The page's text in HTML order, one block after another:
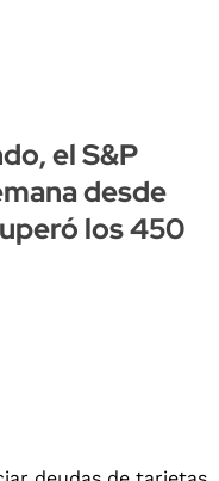
el S&P
desde
los 450